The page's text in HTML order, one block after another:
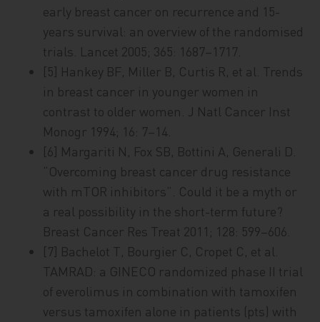
early breast cancer on recurrence and 15-
years survival: an overview of the randomised
trials. Lancet 2005; 365: 1687–1717.
[5] Hankey BF, Miller B, Curtis R, et al. Trends
in breast cancer in younger women in
contrast to older women. J Natl Cancer Inst
Monogr 1994; 16: 7–14.
[6] Margariti N, Fox SB, Bottini A, Generali D.
“Overcoming breast cancer drug resistance
with mTOR inhibitors”. Could it be a myth or
a real possibility in the short-term future?
Breast Cancer Res Treat 2011; 128: 599–606.
[7] Bachelot T, Bourgier C, Cropet C, et al.
TAMRAD: a GINECO randomized phase II trial
of everolimus in combination with tamoxifen
versus tamoxifen alone in patients (pts) with